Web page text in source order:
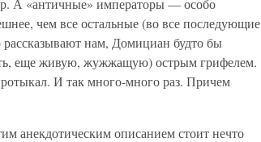
А «античные» императоры — особо
чем все остальные (во все последующие
рассказывают нам, Домициан будто бы
еще живую, жужжащую) острым грифелем.
И так много-много раз. Причем
анекдотическим описанием стоит нечто